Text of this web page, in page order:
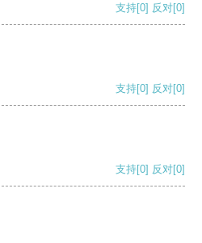
支持[0] 反对[0]
支持[0] 反对[0]
支持[0] 反对[0]